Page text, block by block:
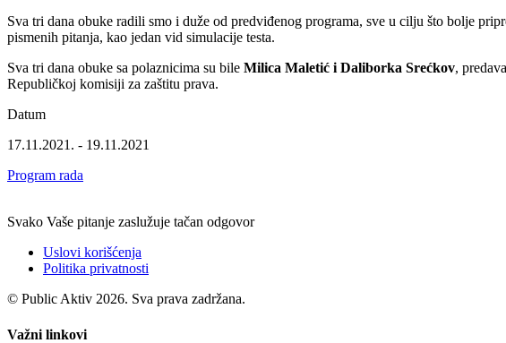
Sva tri dana obuke radili smo i duže od predviđenog programa, sve u cilju što bolje
pismenih pitanja, kao jedan vid simulacije testa.
Sva tri dana obuke sa polaznicima su bile Milica Maletić i Daliborka Srećkov,
Republičkoj komisiji za zaštitu prava.
Datum
17.11.2021. - 19.11.2021
Program rada
Svako Vaše pitanje zaslužuje tačan odgovor
Uslovi korišćenja
Politika privatnosti
© Public Aktiv 2026. Sva prava zadržana.
Važni linkovi